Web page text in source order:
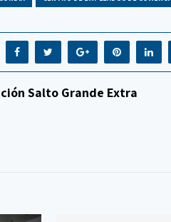
Salto Grande Extra